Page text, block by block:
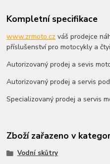
Kompletní specifikace
www.zrmoto.cz váš prodejce
příslušenství pro motocykly a
Autorizovaný prodej a sevis
Autorizovaný prodej a servis
Specializovaný prodej a servis
Zboží zařazeno v
Vodní skůtry